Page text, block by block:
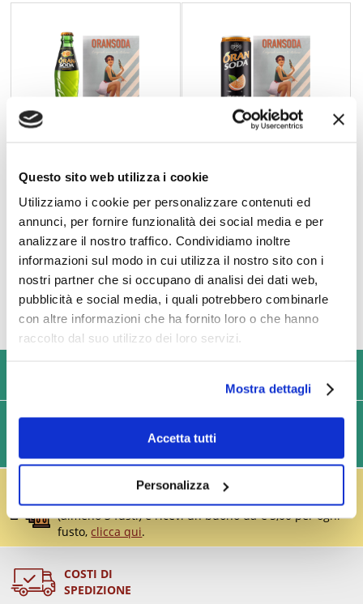
Questo sito web utilizza i cookie
Utilizziamo i cookie per personalizzare contenuti ed
annunci, per fornire funzionalità dei social media e per
analizzare il nostro traffico. Condividiamo inoltre
informazioni sul modo in cui utilizza il nostro sito con i
nostri partner che si occupano di analisi dei dati web,
pubblicità e social media, i quali potrebbero combinarle
con altre informazioni che ha fornito loro o che hanno
raccolto dal suo utilizzo dei loro servizi.
Mostra dettagli
Accetta tutti
Personalizza
ORANSODA-CRODO
Oransoda 0,20 l - Conf. 6 pz
€ 4,80
Oransoda lattina sleek 0,33 l - Conf.
€ 5,88
IL RESO FUSTI TI PREMIA!
(almeno 3 fusti) e ricevi un buono da € 5,00 per ogni
fusto,clicca qui.
COSTI DI
SPEDIZIONE